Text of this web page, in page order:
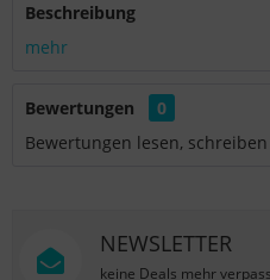
Beschreibung
mehr
Bewertungen
0
Bewertungen lesen,
NEWSLETTER
keine Deals mehr